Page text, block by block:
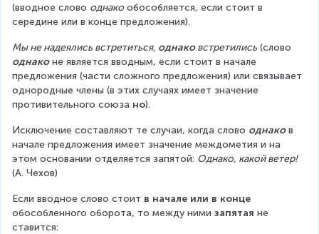
(вводное слово однако обособляется, если стоит в
середине или в конце предложения).
Мы не надеялись встретиться, однако встретились (слово
однако не является вводным, если стоит в начале
предложения (части сложного предложения) или связывает
однородные члены (в этих случаях имеет значение
противительного союза но).
Исключение составляют те случаи, когда слово однако в
начале предложения имеет значение междометия и на
этом основании отделяется запятой: Однако, какой ветер!
(А. Чехов)
Если вводное слово стоит в начале или в конце
обособленного оборота, то между ними запятая не
ставится: